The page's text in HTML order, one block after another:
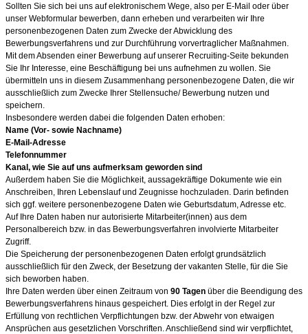
Sollten Sie sich bei uns auf elektronischem Wege, also per E-Mail oder über
unser Webformular bewerben, dann erheben und verarbeiten wir Ihre
personenbezogenen Daten zum Zwecke der Abwicklung des
Bewerbungsverfahrens und zur Durchführung vorvertraglicher Maßnahmen.
Mit dem Absenden einer Bewerbung auf unserer Recruiting-Seite bekunden
Sie Ihr Interesse, eine Beschäftigung bei uns aufnehmen zu wollen. Sie
übermitteln uns in diesem Zusammenhang personenbezogene Daten, die wir
ausschließlich zum Zwecke Ihrer Stellensuche/ Bewerbung nutzen und
speichern.
Insbesondere werden dabei die folgenden Daten erhoben:
Name (Vor- sowie Nachname)
E-Mail-Adresse
Telefonnummer
Kanal, wie Sie auf uns aufmerksam geworden sind
Außerdem haben Sie die Möglichkeit, aussagekräftige Dokumente wie ein
Anschreiben, Ihren Lebenslauf und Zeugnisse hochzuladen. Darin befinden
sich ggf. weitere personenbezogene Daten wie Geburtsdatum, Adresse etc.
Auf Ihre Daten haben nur autorisierte Mitarbeiter(innen) aus dem
Personalbereich bzw. in das Bewerbungsverfahren involvierte Mitarbeiter
Zugriff.
Die Speicherung der personenbezogenen Daten erfolgt grundsätzlich
ausschließlich für den Zweck, der Besetzung der vakanten Stelle, für die Sie
sich beworben haben.
Ihre Daten werden über einen Zeitraum von 90 Tagen über die Beendigung des
Bewerbungsverfahrens hinaus gespeichert. Dies erfolgt in der Regel zur
Erfüllung von rechtlichen Verpflichtungen bzw. der Abwehr von etwaigen
Ansprüchen aus gesetzlichen Vorschriften. Anschließend sind wir verpflichtet,